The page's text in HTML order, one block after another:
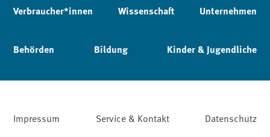
Verbraucher*innen Wissenschaft Unternehmen
Behörden Bildung Kinder & Jugendliche
Impressum Service & Kontakt
Datenschutz